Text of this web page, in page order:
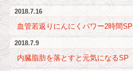
2018.7.16
血管若返りにんにくパワー2時間SP
2018.7.9
内臓脂肪を落とすと元気になるSP